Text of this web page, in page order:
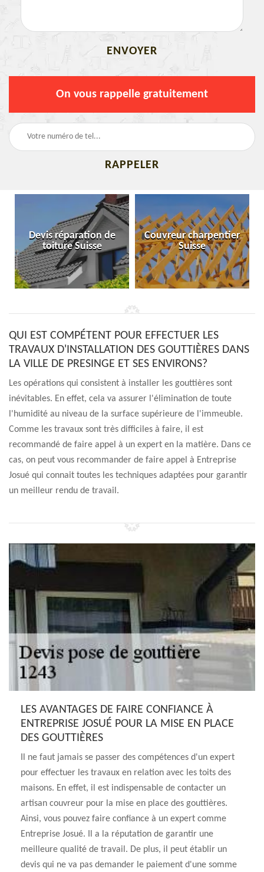
On vous rappelle gratuitement
Devis réparation de
toiture Suisse
Couvreur charpentier
Suisse
QUI EST COMPÉTENT POUR EFFECTUER LES
TRAVAUX D'INSTALLATION DES GOUTTIÈRES DANS
LA VILLE DE PRESINGE ET SES ENVIRONS?
Les opérations qui consistent à installer les gouttières sont
inévitables. En effet, cela va assurer l'élimination de toute
l'humidité au niveau de la surface supérieure de l'immeuble.
Comme les travaux sont très difficiles à faire, il est
recommandé de faire appel à un expert en la matière. Dans ce
cas, on peut vous recommander de faire appel à Entreprise
Josué qui connait toutes les techniques adaptées pour garantir
un meilleur rendu de travail.
LES AVANTAGES DE FAIRE CONFIANCE À
ENTREPRISE JOSUÉ POUR LA MISE EN PLACE
DES GOUTTIÈRES
Il ne faut jamais se passer des compétences d'un expert
pour effectuer les travaux en relation avec les toits des
maisons. En effet, il est indispensable de contacter un
artisan couvreur pour la mise en place des gouttières.
Ainsi, vous pouvez faire confiance à un expert comme
Entreprise Josué. Il a la réputation de garantir une
meilleure qualité de travail. De plus, il peut établir un
devis qui ne va pas demander le paiement d'une somme